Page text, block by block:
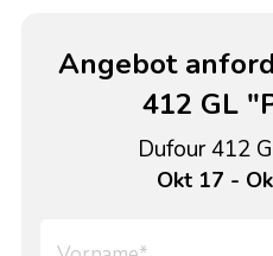
Angebot
412 GL
Dufour 412
Okt 17 -